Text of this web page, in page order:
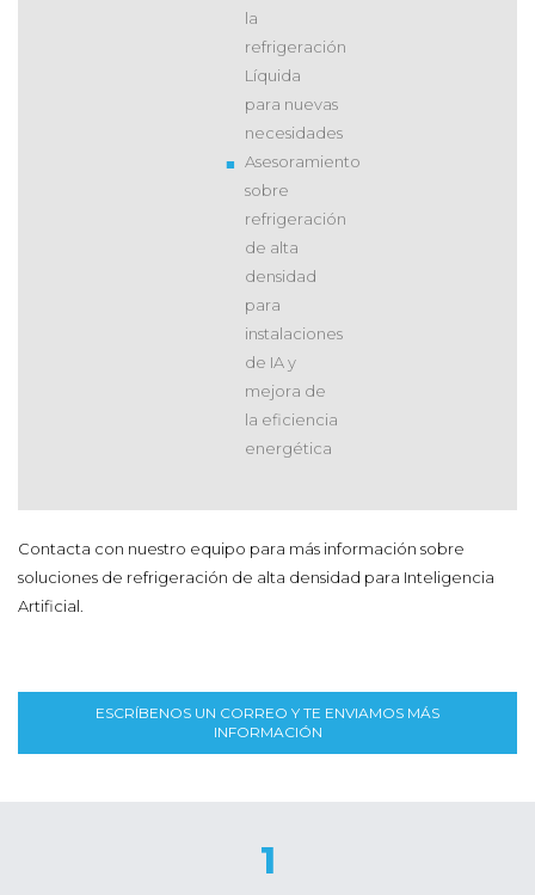
la
refrigeración
Líquida
para nuevas
necesidades
Asesoramiento
sobre
refrigeración
de alta
densidad
para
instalaciones
de IA y
mejora de
la eficiencia
energética
Contacta con nuestro equipo para más información sobre
soluciones de refrigeración de alta densidad para Inteligencia
Artificial.
ESCRÍBENOS UN CORREO Y TE ENVIAMOS MÁS
INFORMACIÓN
1